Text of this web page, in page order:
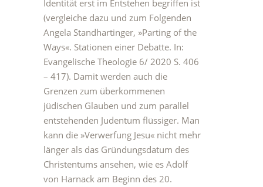
Identität erst im Entstehen begriffen ist
(vergleiche dazu und zum Folgenden
Angela Standhartinger, »Parting of the
Ways«. Stationen einer Debatte. In:
Evangelische Theologie 6/ 2020 S. 406
– 417). Damit werden auch die
Grenzen zum überkommenen
jüdischen Glauben und zum parallel
entstehenden Judentum flüssiger. Man
kann die »Verwerfung Jesu« nicht mehr
länger als das Gründungsdatum des
Christentums ansehen, wie es Adolf
von Harnack am Beginn des 20.